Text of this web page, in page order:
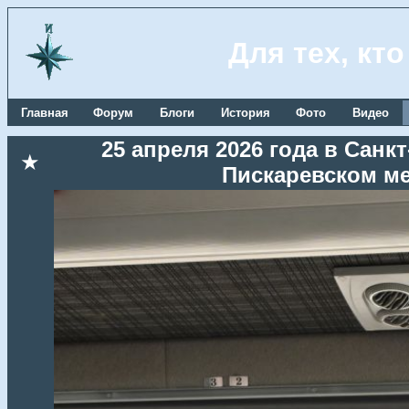
Для тех,
Главная Форум Блоги История Фото Видео
★
25 апреля 2026 года в
Пискаревском